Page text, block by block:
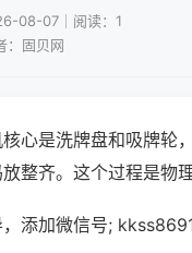
08-07｜阅读：1
：固贝网
心是洗牌盘和吸牌轮
整齐。这个过程是物
添加微信号;